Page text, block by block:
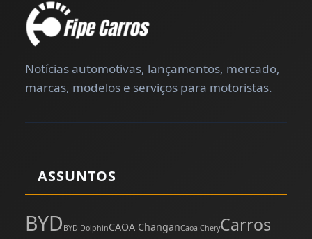
Notícias automotivas, lançamentos, mercado,
marcas, modelos e serviços para motoristas.
ASSUNTOS
BYD BYD DolphinCAOA ChanganCaoa CheryCarros